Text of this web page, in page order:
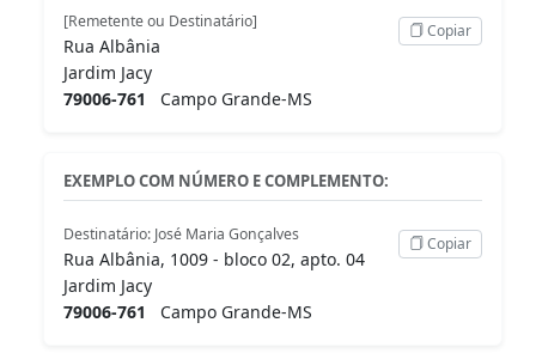
[Remetente ou Destinatário]
Rua Albânia
Jardim Jacy
79006-761
Campo Grande-MS
Copiar
EXEMPLO COM NÚMERO E COMPLEMENTO:
Destinatário: José Maria Gonçalves
Rua Albânia, 1009 - bloco 02, apto. 04
Jardim Jacy
79006-761
Campo Grande-MS
Copiar